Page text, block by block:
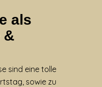
als
&
sind eine tolle
sowie zu